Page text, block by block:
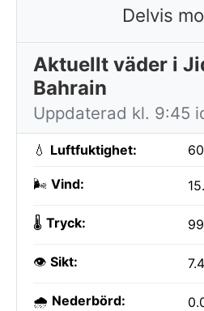
Delvis
Aktuellt väder i
Bahrain
Uppdaterad kl. 9:45
💧 Luftfuktighet:
🌬️ Vind:
🌡️ Tryck:
👁️ Sikt:
🌧️ Nederbörd: